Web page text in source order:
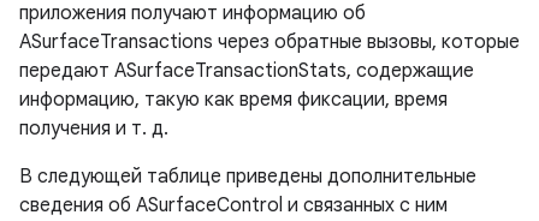
приложения получают информацию об
ASurfaceTransactions через обратные вызовы, которые
передают ASurfaceTransactionStats, содержащие
информацию, такую ​​как время фиксации, время
получения и т. д.
В следующей таблице приведены дополнительные
сведения об ASurfaceControl и связанных с ним